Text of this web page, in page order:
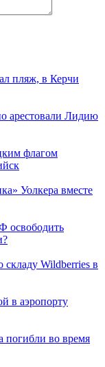
пляж, в Керчи
арестовали Лидию
флагом
Уолкера вместе
складу Wildberries в
в аэропорту
погибли во время